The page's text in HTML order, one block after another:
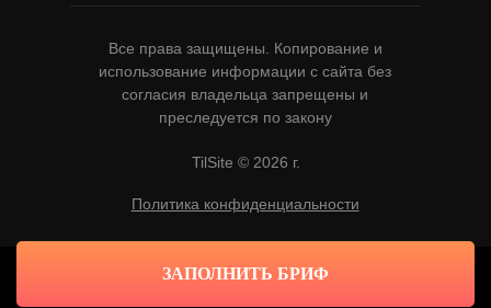
TilSite © 2026 г.
Все права защищены. Копирование и
использование информации с сайта без
согласия владельца запрещены и
преследуется по закону
Политика конфиденциальности
ЗАПОЛНИТЬ БРИФ
Tilda